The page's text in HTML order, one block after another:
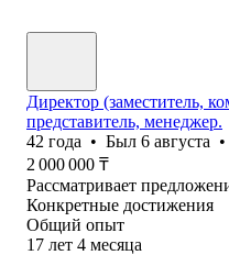
Директор (заместитель,
представитель, менеджер.
42 года • Был 6 августа •
2 000 000 ₸
Рассматривает
Конкретные достижения
Общий опыт
17 лет 4 месяца